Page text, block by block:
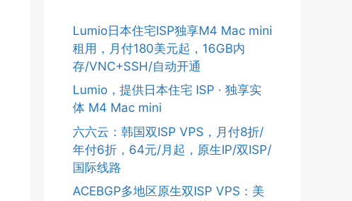
Lumio日本住宅ISP独享M4 Mac mini
租用，月付180美元起，16GB内
存/VNC+SSH/自动开通
Lumio，提供日本住宅 ISP · 独享实
体 M4 Mac mini
六六云：韩国双ISP VPS，月付8折/
年付6折，64元/月起，原生IP/双ISP/
国际线路
ACEBGP多地区原生双ISP VPS：美